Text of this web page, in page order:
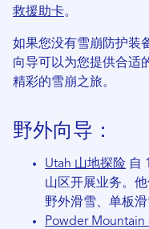
救援助卡。
如果您没有雪崩防护装
向导可以为您提供合适
精彩的雪崩之旅。
野外向导：
Utah 山地探险 自
山区开展业务。
野外滑雪、单板滑
Powder Mountain